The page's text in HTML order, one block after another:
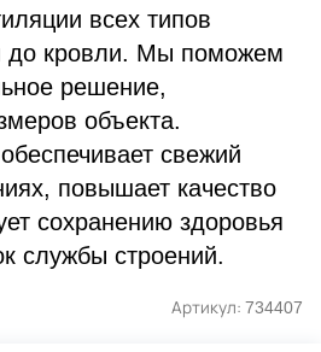
всех типов
до кровли. Мы поможем
решение,
объекта.
свежий
повышает качество
сохранению здоровья
службы строений.
Артикул: 734407